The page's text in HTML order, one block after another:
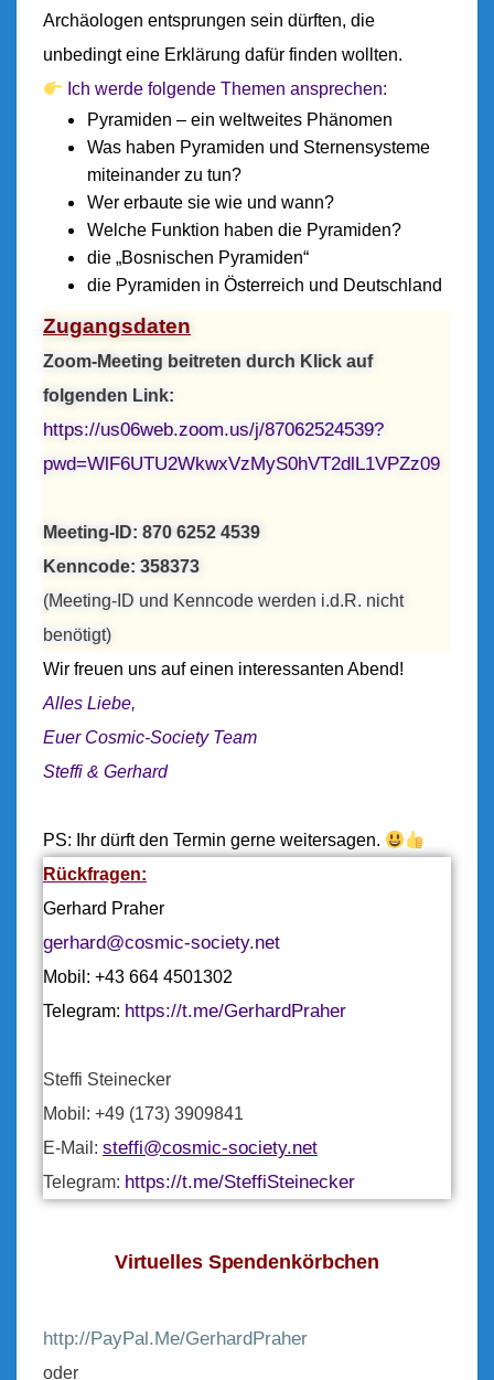
Archäologen entsprungen sein dürften, die
unbedingt eine Erklärung dafür finden wollten.
Ich werde folgende Themen ansprechen:
Pyramiden – ein weltweites Phänomen
Was haben Pyramiden und Sternensysteme
miteinander zu tun?
Wer erbaute sie wie und wann?
Welche Funktion haben die Pyramiden?
die „Bosnischen Pyramiden“
die Pyramiden in Österreich und Deutschland
Zugangsdaten
Zoom-Meeting beitreten durch Klick auf
folgenden Link:
https://us06web.zoom.us/j/87062524539?
pwd=WlF6UTU2WkwxVzMyS0hVT2dlL1VPZz09
Meeting-ID: 870 6252 4539
Kenncode: 358373
(Meeting-ID und Kenncode werden i.d.R. nicht
benötigt)
Wir freuen uns auf einen interessanten Abend!
Alles Liebe,
Euer Cosmic-Society Team
Steffi & Gerhard
PS: Ihr dürft den Termin gerne weitersagen.
Rückfragen:
Gerhard Praher
gerhard@cosmic-society.net
Mobil: +43 664 4501302
Telegram: https://t.me/GerhardPraher
Steffi Steinecker
Mobil: +49 (173) 3909841
E-Mail: steffi@cosmic-society.net
Telegram: https://t.me/SteffiSteinecker
Virtuelles Spendenkörbchen
http://PayPal.Me/GerhardPraher
oder